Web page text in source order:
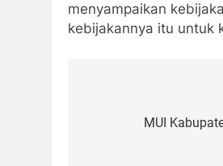
menyampaikan
kebijakannya itu untuk
MUI